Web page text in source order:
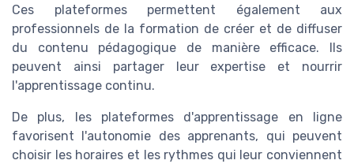
Ces plateformes permettent également aux
professionnels de la formation de créer et de diffuser
du contenu pédagogique de manière efficace. Ils
peuvent ainsi partager leur expertise et nourrir
l'apprentissage continu.
De plus, les plateformes d'apprentissage en ligne
favorisent l'autonomie des apprenants, qui peuvent
choisir les horaires et les rythmes qui leur conviennent